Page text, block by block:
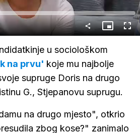
Gledaj
Slika
u
u sociološkom
na prvu' koje mu najbolje
supruge Doris na drugo
G., Stjepanovu suprugu.
na drugo mjesto", otkrio
zbog kose?" zanimalo